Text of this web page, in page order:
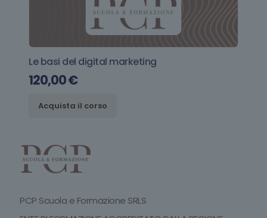
Le basi del digital marketing
120,00€
Acquista il corso
PCP Scuola e Formazione SRLS